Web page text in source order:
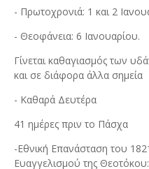
- Πρωτοχρονιά: 1 και 2
- Θεοφάνεια: 6 Ιανουαρίου.
Γίνεται καθαγιασμός των
και σε διάφορα άλλα σημεία
- Καθαρά Δευτέρα
41 ημέρες πριν το Πάσχα
-Εθνική Επανάσταση του
Ευαγγελισμού της